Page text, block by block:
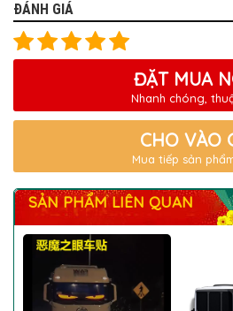
ĐÁNH GIÁ
ĐẶT MUA
Nhanh chóng,
CHO VÀO
Mua tiếp sản
SẢN PHẨM LIÊN QUAN